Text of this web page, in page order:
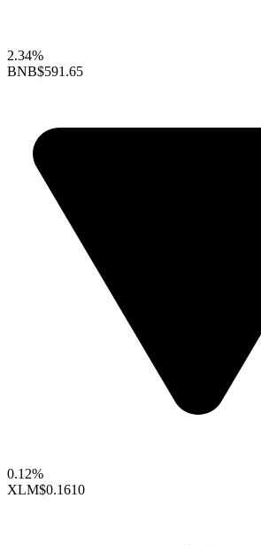
2.34%
BNB$591.65
0.12%
XLM$0.1610